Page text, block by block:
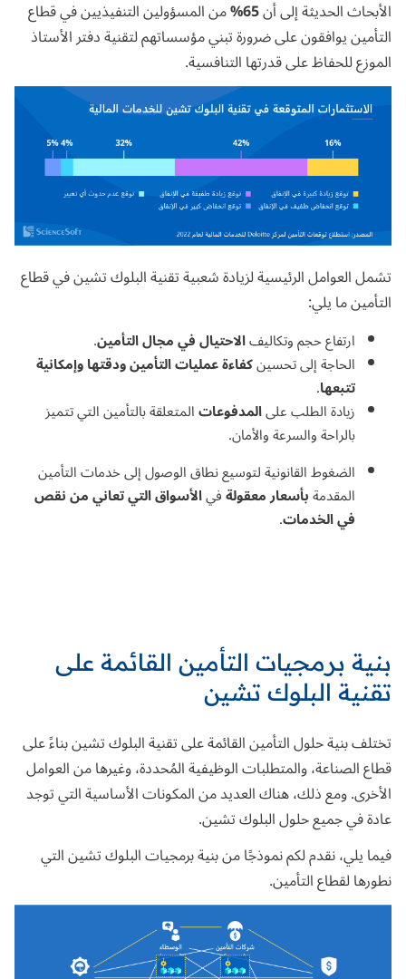
الأبحاث الحديثةإلى أن65% من المسؤولين التنفيذيين في قطاع
التأمين يوافقون على ضرورة تبني مؤسساتهم لتقنية دفتر الأستاذ
الموزع للحفاظ على قدرتها التنافسية.
تشمل العوامل الرئيسية لزيادة شعبية تقنية البلوك تشين في قطاع
التأمين ما يلي:
ارتفاع حجم وتكاليفالاحتيال في مجال التأمين.
الحاجة إلى تحسينكفاءة عمليات التأمين ودقتها وإمكانية
تتبعها.
زيادة الطلب علىالمدفوعاتالمتعلقة بالتأمين التي تتميز
بالراحة والسرعة والأمان.
الضغوط القانونية لتوسيع نطاق الوصول إلى خدمات التأمين
المقدمةبأسعار معقولةفيالأسواق التي تعاني من نقص
في الخدمات.
بنية برمجيات التأمين القائمة على
تقنية البلوك تشين
تختلف بنية حلول التأمين القائمة على تقنية البلوك تشين بناءً على
قطاع الصناعة، والمتطلبات الوظيفية المُحددة، وغيرها من العوامل
الأخرى. ومع ذلك، هناك العديد من المكونات الأساسية التي توجد
عادة في جميع حلول البلوك تشين.
فيما يلي، نقدم لكم نموذجًا من بنية برمجيات البلوك تشين التي
نطورهالقطاع التأمين.